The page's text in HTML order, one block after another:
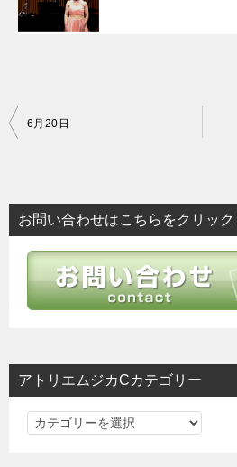
投
ビ
ゲ
6月20日
お問い合わせはこちらをクリック
アトリエムジカCカテゴリー
ア